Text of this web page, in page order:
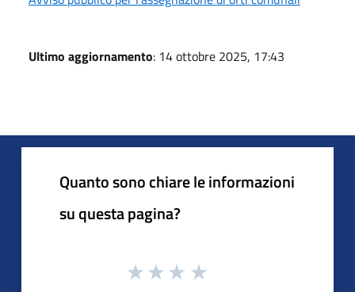
Ultimo aggiornamento: 14 ottobre 2025, 17:43
Quanto sono chiare le informazioni
su questa pagina?